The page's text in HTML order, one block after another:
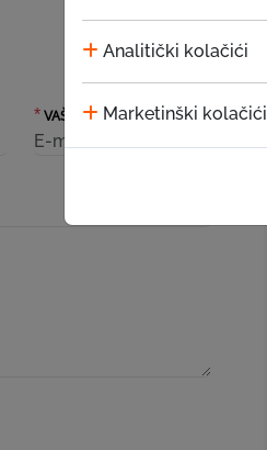
Analitički kolačići
Marketinški kolačići
* VAŠ EMAIL